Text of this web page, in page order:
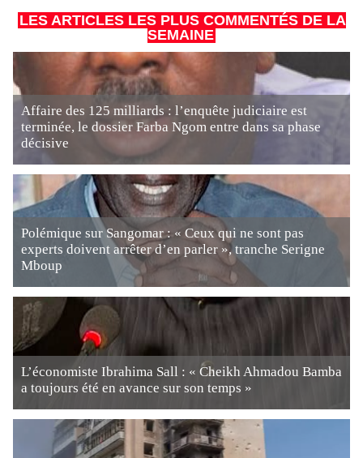
LES ARTICLES LES PLUS COMMENTÉS DE LA
SEMAINE
Affaire des 125 milliards : l’enquête judiciaire est
terminée, le dossier Farba Ngom entre dans sa phase
décisive
Polémique sur Sangomar : « Ceux qui ne sont pas
experts doivent arrêter d’en parler », tranche Serigne
Mboup
L’économiste Ibrahima Sall : « Cheikh Ahmadou Bamba
a toujours été en avance sur son temps »